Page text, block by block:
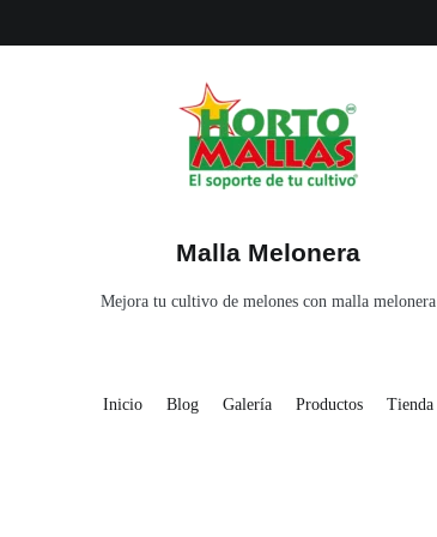
Malla Melonera
Mejora tu cultivo de melones con malla melonera
Inicio Blog Galería Productos Tienda